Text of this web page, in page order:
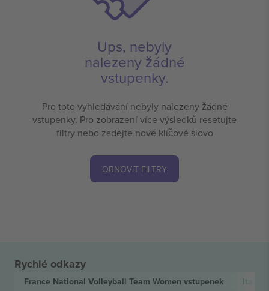
Ups, nebyly
nalezeny žádné
vstupenky.
Pro toto vyhledávání nebyly nalezeny žádné
vstupenky. Pro zobrazení více výsledků resetujte
filtry nebo zadejte nové klíčové slovo
OBNOVIT FILTRY
Rychlé odkazy
France National Volleyball Team Women vstupenek Italy